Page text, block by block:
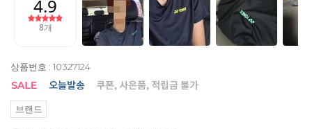
상품번호 : 10327124
브랜드